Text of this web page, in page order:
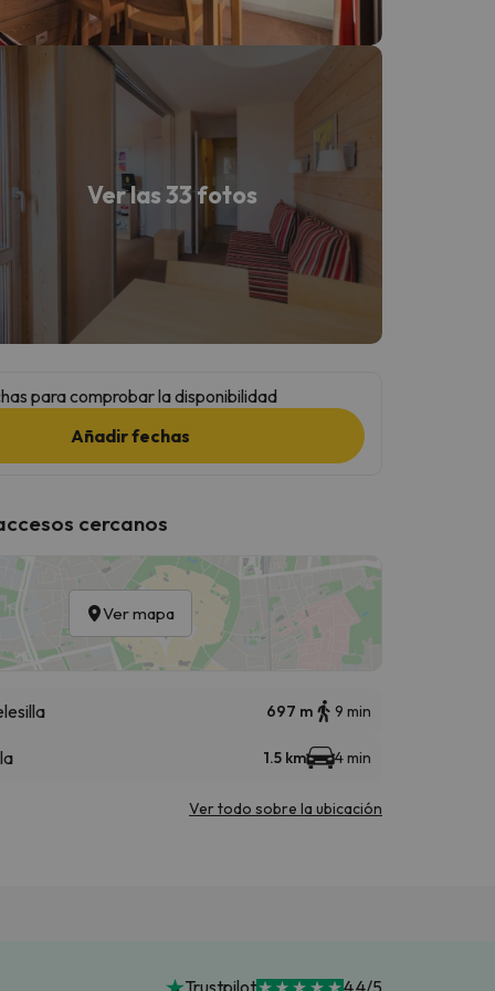
Ver las 33 fotos
para comprobar la disponibilidad
Añadir fechas
cercanos
Ver mapa
697 m 9 min
1.5 km 4 min
Ver todo sobre la ubicación